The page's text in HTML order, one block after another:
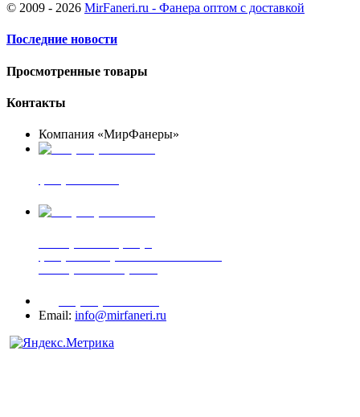
© 2009 - 2026 MirFaneri.ru - Фанера оптом с доставкой
Последние новости
Просмотренные товары
Контакты
Компания «МирФанеры»
Email: info@mirfaneri.ru